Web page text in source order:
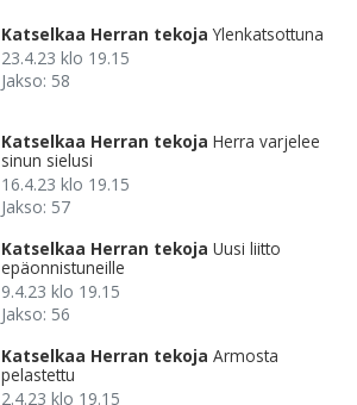
Katselkaa Herran tekoja Ylenkatsottuna
23.4.23 klo 19.15
Jakso: 58
Katselkaa Herran tekoja Herra varjelee
sinun sielusi
16.4.23 klo 19.15
Jakso: 57
Katselkaa Herran tekoja Uusi liitto
epäonnistuneille
9.4.23 klo 19.15
Jakso: 56
Katselkaa Herran tekoja Armosta
pelastettu
2.4.23 klo 19.15